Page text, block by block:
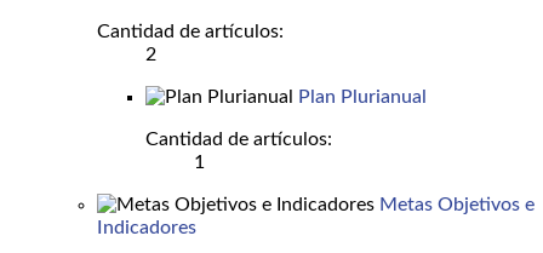
Cantidad de artículos:
2
Plan Plurianual
Cantidad de artículos:
1
Metas Objetivos e
Indicadores